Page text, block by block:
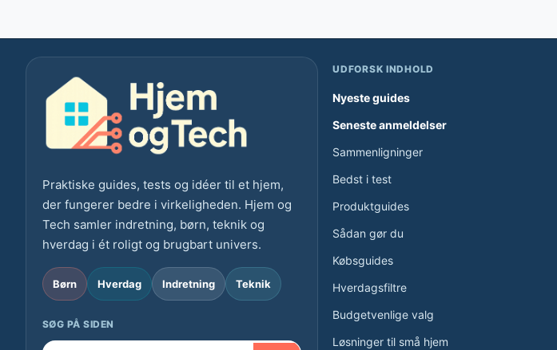
sindet
Praktiske guides, tests og idéer til et hjem,
der fungerer bedre i virkeligheden. Hjem og
Tech samler indretning, børn, teknik og
hverdag i ét roligt og brugbart univers.
Børn Hverdag Indretning Teknik
SØG PÅ SIDEN
UDFORSK INDHOLD
Nyeste guides
Seneste anmeldelser
Sammenligninger
Bedst i test
Produktguides
Sådan gør du
Købsguides
Hverdagsfiltre
Budgetvenlige valg
Løsninger til små hjem